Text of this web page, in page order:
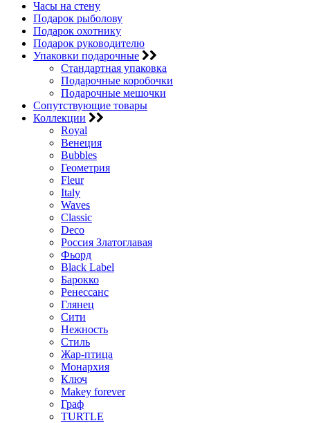
Часы на стену
Подарок рыболову
Подарок охотнику
Подарок руководителю
Упаковки подарочные
Стандартная упаковка
Подарочные коробочки
Подарочные мешочки
Сопутствующие товары
Коллекции
Royal
Венеция
Bubbles
Геометрия
Fleur
Italy
Waves
Classic
Deco
Россия Златоглавая
Фьорд
Black Label
Барокко
Ренессанс
Глянец
Сити
Нежность
Стиль
Жар-птица
Монархия
Ключ
Makey forever
Граф
TURTLE